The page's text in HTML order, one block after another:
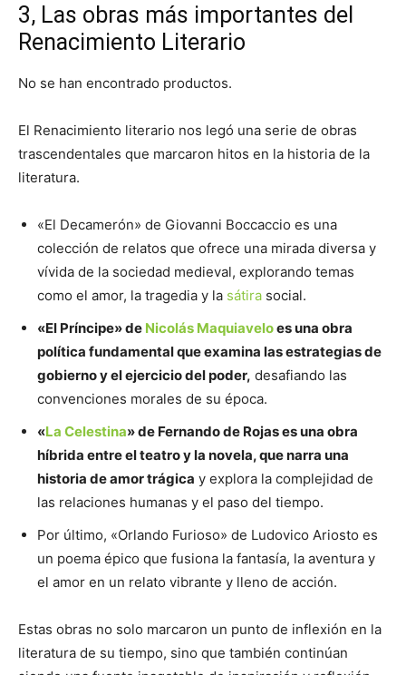
3, Las obras más importantes del
Renacimiento Literario
No se han encontrado productos.
El Renacimiento literario nos legó una serie de obras
trascendentales que marcaron hitos en la historia de la
literatura.
«El Decamerón» de Giovanni Boccaccio es una
colección de relatos que ofrece una mirada diversa y
vívida de la sociedad medieval, explorando temas
como el amor, la tragedia y la sátira social.
«El Príncipe» de Nicolás Maquiaveloes una obra
política fundamental que examina las estrategias de
gobierno y el ejercicio del poder, desafiando las
convenciones morales de su época.
«La Celestina» de Fernando de Rojas es una obra
híbrida entre el teatro y la novela, que narra una
historia de amor trágica y explora la complejidad de
las relaciones humanas y el paso del tiempo.
Por último, «Orlando Furioso» de Ludovico Ariosto es
un poema épico que fusiona la fantasía, la aventura y
el amor en un relato vibrante y lleno de acción.
Estas obras no solo marcaron un punto de inflexión en la
literatura de su tiempo, sino que también continúan